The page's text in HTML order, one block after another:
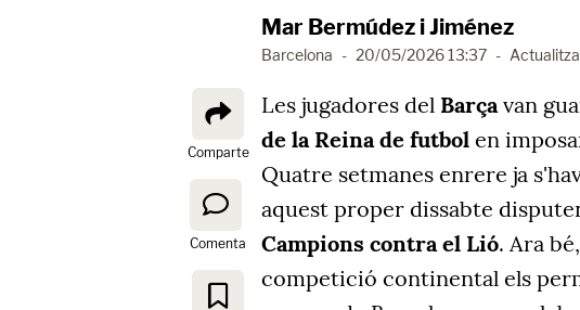
Mar Bermúdez i Jiménez
Barcelona - 20/05/2026 13:37 -
Comparte
Comenta
Les jugadores del Barçavan
de la Reina de futbol en
Quatre setmanes enrere ja
aquest proper dissabte
Campions contra el Lió. Ara
competició continental els